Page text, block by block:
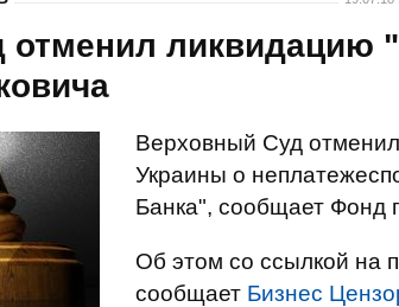
ликвидацию
Верховный Суд
Украины о
Банка", сообщает Фонд
Об этом со ссылкой на
сообщает Бизнес